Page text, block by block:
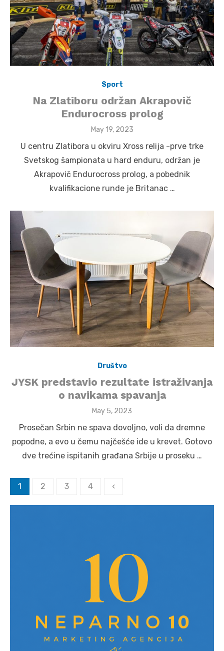
Sport
Na Zlatiboru održan Akrapovič
Endurocross prolog
Posted
May 19, 2023
U centru Zlatibora u okviru Xross relija -prve trke
Svetskog šampionata u hard enduru, održan je
Akrapovič Endurocross prolog, a pobednik
kvalifikacione runde je Britanac …
Društvo
JYSK predstavio rezultate istraživanja
o navikama spavanja
Posted
May 5, 2023
Prosečan Srbin ne spava dovoljno, voli da dremne
popodne, a evo u čemu najčešće ide u krevet. Gotovo
dve trećine ispitanih građana Srbije u proseku …
Posts
1 2 3 4 ‹